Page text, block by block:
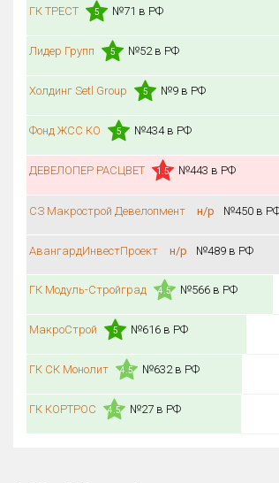
ГК ТРЕСТ 5 №71 в РФ
Лидер Групп 5 №52 в РФ
Холдинг Setl Group 5 №9 в РФ
Фонд ЖСС КО 5 №434 в РФ
ДЕВЕЛОПЕР РАСЦВЕТ 1.5 №443 в РФ
СЗ Макрострой Девелопмент н/р №450 в
АвангардИнвестПроект н/р №489 в РФ
ГК Модуль-Стройград 4.5 №566 в РФ
МакроСтрой 5 №616 в РФ
ГК СК Монолит 4.5 №632 в РФ
ГК КОРТРОС 4.5 №27 в РФ